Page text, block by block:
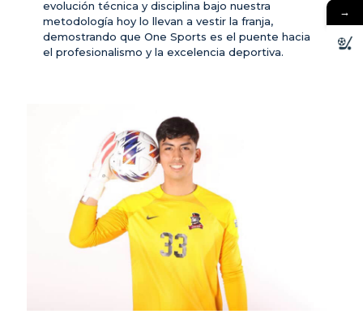
evolución técnica y disciplina bajo nuestra
metodología hoy lo llevan a vestir la franja,
demostrando que One Sports es el puente hacia
el profesionalismo y la excelencia deportiva.
→